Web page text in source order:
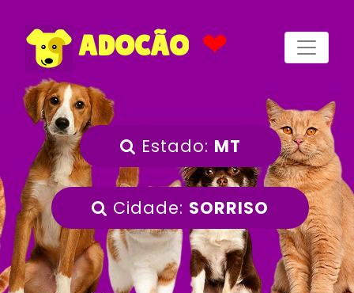
ADOCÃO ❤
Estado: MT
Cidade: SORRISO